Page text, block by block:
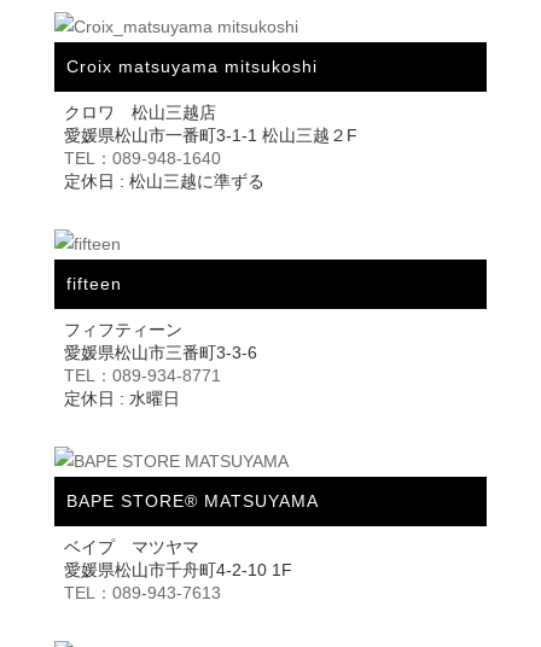
Croix matsuyama mitsukoshi
クロワ 松山三越店
愛媛県松山市一番町3-1-1 松山三越２F
TEL：089-948-1640
定休日 : 松山三越に準ずる
fifteen
フィフティーン
愛媛県松山市三番町3-3-6
TEL：089-934-8771
定休日 : 水曜日
BAPE STORE® MATSUYAMA
ベイプ マツヤマ
愛媛県松山市千舟町4-2-10 1F
TEL：089-943-7613